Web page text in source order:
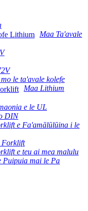
Maa Ta'avale
le ta'avale kolefe
Maa Lithium
e le UL
DIN
e Fa'amālūlūina i le
Forklift
e teu ai mea malulu
Puipuia mai le Pa